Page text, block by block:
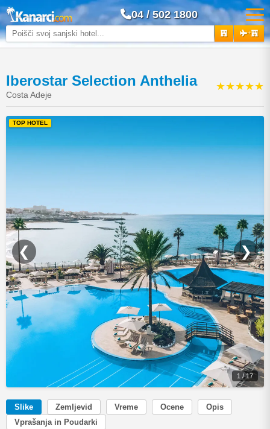
04 / 502 1800
+
Iberostar Selection Anthelia
Costa Adeje
★★★★★
❮ ❯
1 / 17
TOP HOTEL
Slike Zemljevid Vreme Ocene
Opis
Vprašanja in Poudarki